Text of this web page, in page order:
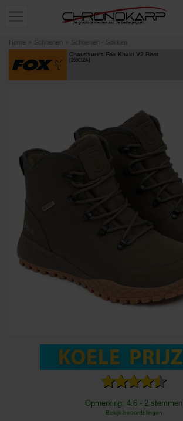
Home » Schoenen » Schoenen - Sokken
Chaussures Fox Khaki V2 Boot
[269012A]
Opmerking: 4.6 - 2 stemmen
Bekijk beoordelingen